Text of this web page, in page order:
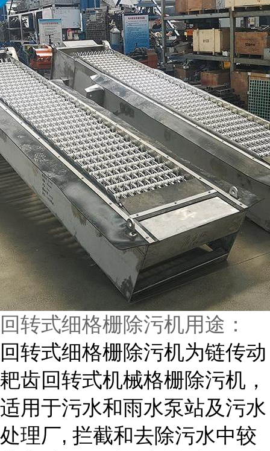
回转式细格栅除污机用途：
回转式细格栅除污机为链传动
耙齿回转式机械格栅除污机，
适用于污水和雨水泵站及污水
处理厂, 拦截和去除污水中较